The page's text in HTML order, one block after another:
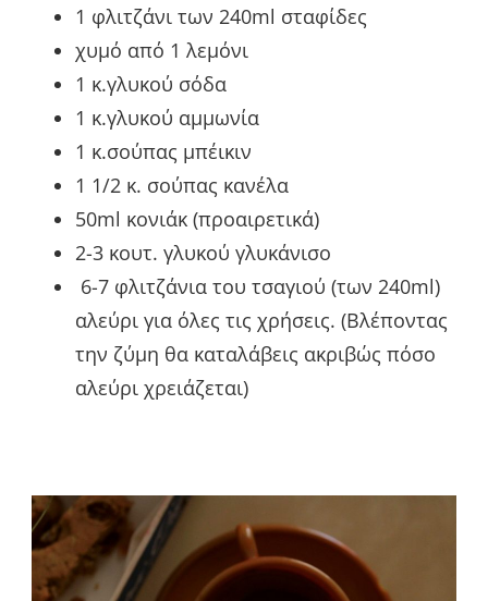
1 φλιτζάνι των 240ml σταφίδες
χυμό από 1 λεμόνι
1 κ.γλυκού σόδα
1 κ.γλυκού αμμωνία
1 κ.σούπας μπέικιν
1 1/2 κ. σούπας κανέλα
50ml κονιάκ (προαιρετικά)
2-3 κουτ. γλυκού γλυκάνισο
6-7 φλιτζάνια του τσαγιού (των 240ml)
αλεύρι για όλες τις χρήσεις. (Βλέποντας
την ζύμη θα καταλάβεις ακριβώς πόσο
αλεύρι χρειάζεται)